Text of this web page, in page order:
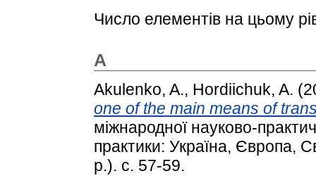
Число елементів на цьому
A
Akulenko, A., Hordiichuk, A.
one of the main means of
міжнародної науково-
практики: Україна, Європа,
р.). с. 57-59.